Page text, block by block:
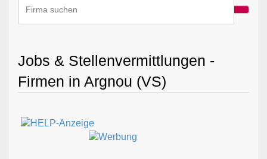
Jobs & Stellenvermittlungen -
Firmen in Argnou (VS)